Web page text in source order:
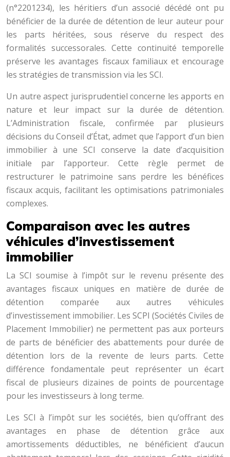
(n°2201234), les héritiers d’un associé décédé ont pu
bénéficier de la durée de détention de leur auteur pour
les parts héritées, sous réserve du respect des
formalités successorales. Cette continuité temporelle
préserve les avantages fiscaux familiaux et encourage
les stratégies de transmission via les SCI.
Un autre aspect jurisprudentiel concerne les apports en
nature et leur impact sur la durée de détention.
L’Administration fiscale, confirmée par plusieurs
décisions du Conseil d’État, admet que l’apport d’un bien
immobilier à une SCI conserve la date d’acquisition
initiale par l’apporteur. Cette règle permet de
restructurer le patrimoine sans perdre les bénéfices
fiscaux acquis, facilitant les optimisations patrimoniales
complexes.
Comparaison avec les autres
véhicules d’investissement
immobilier
La SCI soumise à l’impôt sur le revenu présente des
avantages fiscaux uniques en matière de durée de
détention comparée aux autres véhicules
d’investissement immobilier. Les SCPI (Sociétés Civiles de
Placement Immobilier) ne permettent pas aux porteurs
de parts de bénéficier des abattements pour durée de
détention lors de la revente de leurs parts. Cette
différence fondamentale peut représenter un écart
fiscal de plusieurs dizaines de points de pourcentage
pour les investisseurs à long terme.
Les SCI à l’impôt sur les sociétés, bien qu’offrant des
avantages en phase de détention grâce aux
amortissements déductibles, ne bénéficient d’aucun